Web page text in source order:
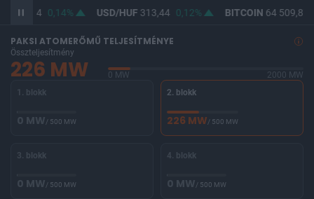
362,24 0,14% USD/HUF 313,44 0,12% BITCOIN 64 509,87
PAKSI ATOMERŐMŰ TELJESÍTMÉNYE
Összteljesítmény
226 MW 0 MW
2000 MW
1. blokk
0 MW/ 500 MW
2. blokk
226 MW/ 500 MW
3. blokk
0 MW/ 500 MW
4. blokk
0 MW/ 500 MW